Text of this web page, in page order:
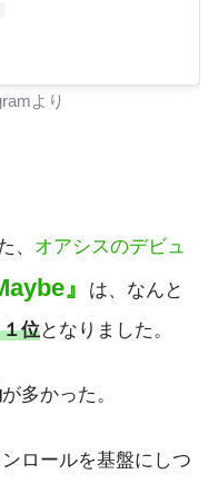
より
、 オアシスのデビュ
』
は、なんと
位となりました。
が多かった。
ロールを基盤にしつ